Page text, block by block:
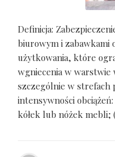
Definicja:
biurowym i zabawkami
użytkowania, które
wgniecenia w
szczególnie w strefach
intensywności
kółek lub nóżek mebli;